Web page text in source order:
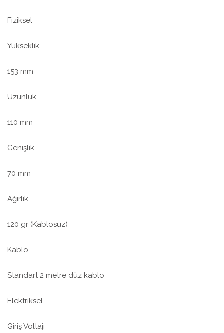
Fiziksel
Yükseklik
153 mm
Uzunluk
110 mm
Genişlik
70 mm
Ağırlık
120 gr (Kablosuz)
Kablo
Standart 2 metre düz kablo
Elektriksel
Giriş Voltajı